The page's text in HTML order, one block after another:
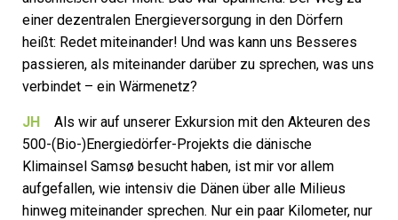
einer dezentralen Energieversorgung in den Dörfern
heißt: Redet miteinander! Und was kann uns Besseres
passieren, als miteinander darüber zu sprechen, was uns
verbindet – ein Wärmenetz?
JH Als wir auf unserer Exkursion mit den Akteuren des
500-(Bio-)Energiedörfer-Projekts die dänische
Klimainsel Samsø besucht haben, ist mir vor allem
aufgefallen, wie intensiv die Dänen über alle Milieus
hinweg miteinander sprechen. Nur ein paar Kilometer, nur